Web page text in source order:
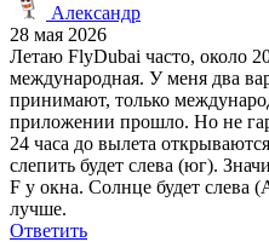
Александр
28 мая 2026
Летаю FlyDubai часто, около
международная. У меня два
принимают, только
приложении прошло. Но не
24 часа до вылета
слепить будет слева (юг).
F у окна. Солнце будет слева
лучше.
Ответить